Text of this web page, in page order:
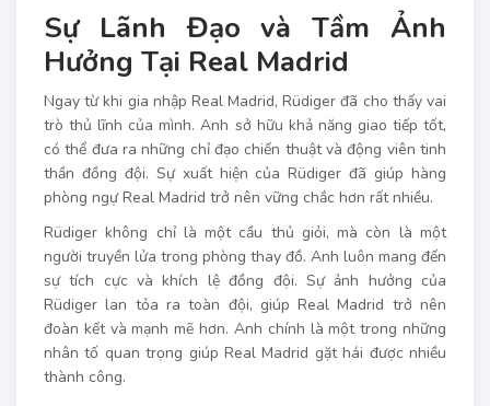
Sự Lãnh Đạo và Tầm Ảnh
Hưởng Tại Real Madrid
Ngay từ khi gia nhập Real Madrid, Rüdiger đã cho thấy vai
trò thủ lĩnh của mình. Anh sở hữu khả năng giao tiếp tốt,
có thể đưa ra những chỉ đạo chiến thuật và động viên tinh
thần đồng đội. Sự xuất hiện của Rüdiger đã giúp hàng
phòng ngự Real Madrid trở nên vững chắc hơn rất nhiều.
Rüdiger không chỉ là một cầu thủ giỏi, mà còn là một
người truyền lửa trong phòng thay đồ. Anh luôn mang đến
sự tích cực và khích lệ đồng đội. Sự ảnh hưởng của
Rüdiger lan tỏa ra toàn đội, giúp Real Madrid trở nên
đoàn kết và mạnh mẽ hơn. Anh chính là một trong những
nhân tố quan trọng giúp Real Madrid gặt hái được nhiều
thành công.